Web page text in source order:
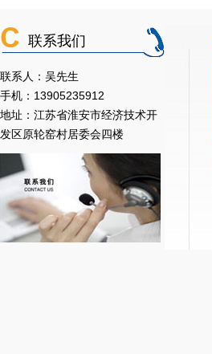
联系我们
联系人：吴先生
手机：13905235912
地址：江苏省淮安市经济技术开
发区原轮窑村居委会四楼